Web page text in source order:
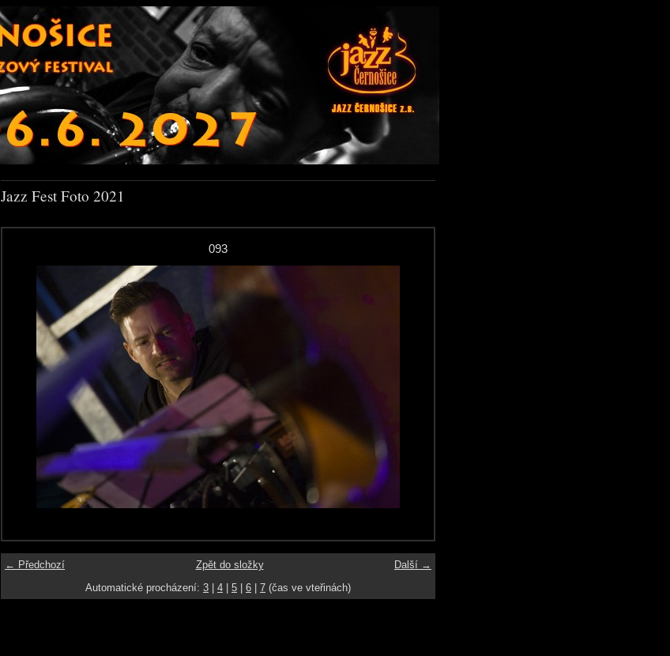
Jazz Fest Foto 2021
093
← Předchozí Další →
Zpět do složky
Automatické procházení: 3 4 5 6 7 (čas ve vteřinách)